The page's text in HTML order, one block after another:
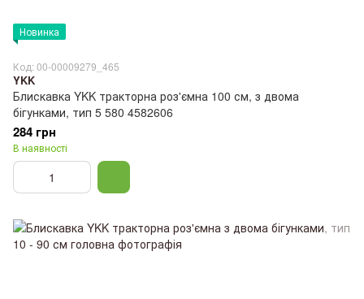
Новинка
Код: 00-00009279_465
YKK
Блискавка YKK тракторна роз'ємна 100 см, з двома
бігунками, тип 5 580 4582606
284 грн
В наявності